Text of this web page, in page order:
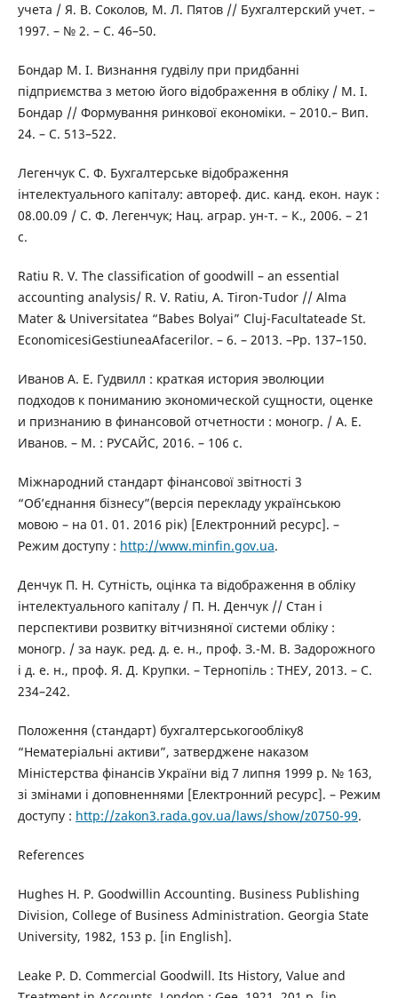
учета / Я. В. Соколов, М. Л. Пятов // Бухгалтерский учет. –
1997. – № 2. – С. 46–50.
Бондар М. І. Визнання гудвілу при придбанні
підприємства з метою його відображення в обліку / М. І.
Бондар // Формування ринкової економіки. – 2010.– Вип.
24. – С. 513–522.
Легенчук С. Ф. Бухгалтерське відображення
інтелектуального капіталу: автореф. дис. канд. екон. наук :
08.00.09 / С. Ф. Легенчук; Нац. аграр. ун-т. – К., 2006. – 21
c.
Ratiu R. V. The classification of goodwill – an essential
accounting analysis/ R. V. Ratiu, A. Tiron-Tudor // Alma
Mater & Universitatea “Babes Bolyai” Cluj-Facultateade St.
EconomicesiGestiuneaAfacerilor. – 6. – 2013. –Рp. 137–150.
Иванов А. Е. Гудвилл : краткая история эволюции
подходов к пониманию экономической сущности, оценке
и признанию в финансовой отчетности : моногр. / А. Е.
Иванов. – М. : РУСАЙС, 2016. – 106 с.
Міжнародний стандарт фінансової звітності 3
“Об’єднання бізнесу”(версія перекладу українською
мовою – на 01. 01. 2016 рік) [Електронний ресурс]. –
Режим доступу : http://www.minfin.gov.ua.
Денчук П. Н. Сутність, оцінка та відображення в обліку
інтелектуального капіталу / П. Н. Денчук // Стан і
перспективи розвитку вітчизняної системи обліку :
моногр. / за наук. ред. д. е. н., проф. З.-М. В. Задорожного
і д. е. н., проф. Я. Д. Крупки. – Тернопіль : ТНЕУ, 2013. – С.
234–242.
Положення (стандарт) бухгалтерськогообліку8
“Нематеріальні активи”, затверджене наказом
Міністерства фінансів України від 7 липня 1999 р. № 163,
зі змінами і доповненнями [Електронний ресурс]. – Режим
доступу : http://zakon3.rada.gov.ua/laws/show/z0750-99.
References
Hughes H. P. Goodwillin Accounting. Business Publishing
Division, College of Business Administration. Georgia State
University, 1982, 153 p. [in English].
Leake P. D. Commercial Goodwill. Its History, Value and